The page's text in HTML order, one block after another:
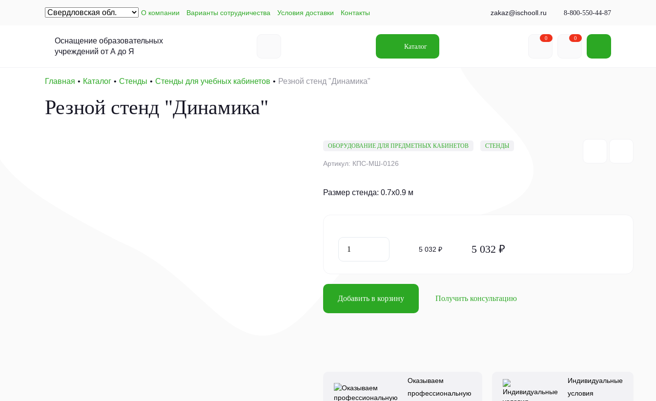
О компании Варианты сотрудничества Условия доставки Контакты zakaz@ischooll.ru 8-800-550-44-87
Оснащение образовательных
учреждений от А до Я
Каталог
0 0
Главная Каталог Стенды Стенды для учебных кабинетов Резной стенд "Динамика"
Резной стенд "Динамика"
ОБОРУДОВАНИЕ ДЛЯ ПРЕДМЕТНЫХ КАБИНЕТОВ СТЕНДЫ
Артикул: КПС-МШ-0126
Размер стенда: 0.7х0.9 м
5 032 ₽ 5 032 ₽
Добавить в корзину Получить консультацию
Оказываем
профессиональную
Индивидуальные
условия